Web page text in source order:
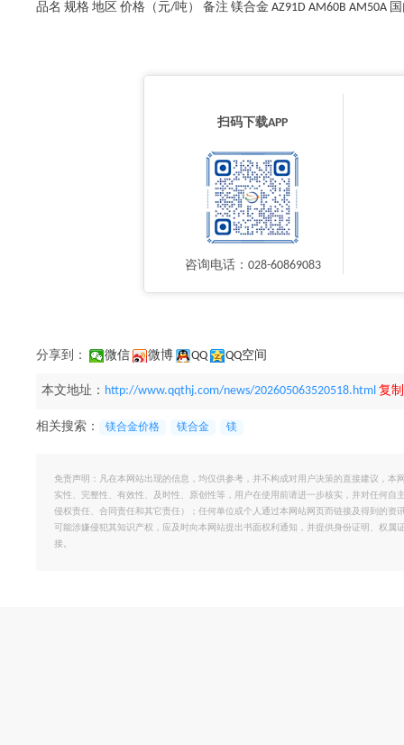
品名 规格 地区 价格（元/吨） 备注 镁合金 AZ91D AM60B AM50A
扫码下载APP
咨询电话：028-60869083
分享到： 微信 微博 QQ QQ空间
本文地址： http://www.qqthj.com/news/202605063520518.html 复
相关搜索： 镁合金价格 镁合金 镁
免责声明：凡在本网站出现的信息，均仅供参考，并不构成对用户决策的直接建议，
实性、完整性、有效性、及时性、原创性等，用户在使用前请进一步核实，并对任何
侵权责任、合同责任和其它责任）；任何单位或个人通过本网站网页而链接及得到的
可能涉嫌侵犯其知识产权，应及时向本网站提出书面权利通知，并提供身份证明、权
接。